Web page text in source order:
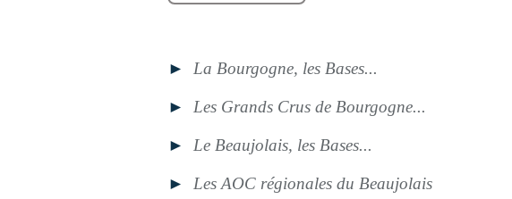
► La Bourgogne, les Bases...
► Les Grands Crus de Bourgogne...
► Le Beaujolais, les Bases...
► Les AOC régionales du Beaujolais